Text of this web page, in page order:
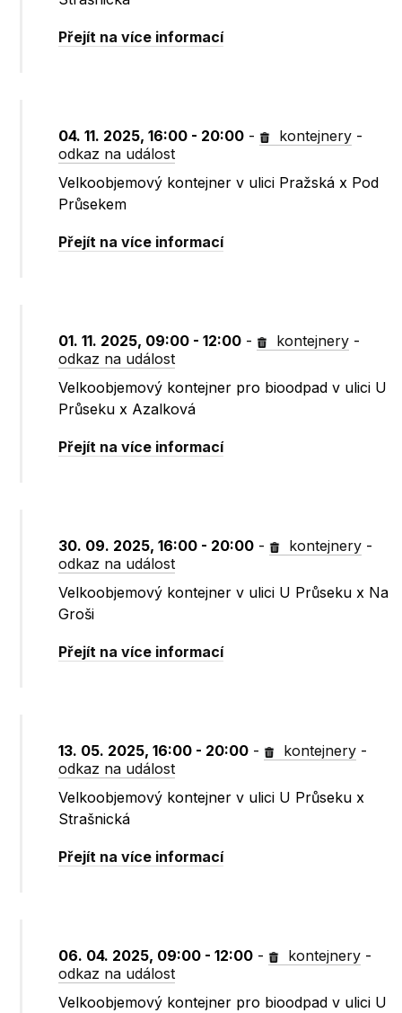
Přejít na více informací
04. 11. 2025, 16:00 - 20:00 - kontejnery -
odkaz na událost
Velkoobjemový kontejner v ulici Pražská x Pod
Průsekem
Přejít na více informací
01. 11. 2025, 09:00 - 12:00 - kontejnery -
odkaz na událost
Velkoobjemový kontejner pro bioodpad v ulici U
Průseku x Azalková
Přejít na více informací
30. 09. 2025, 16:00 - 20:00 - kontejnery -
odkaz na událost
Velkoobjemový kontejner v ulici U Průseku x Na
Groši
Přejít na více informací
13. 05. 2025, 16:00 - 20:00 - kontejnery -
odkaz na událost
Velkoobjemový kontejner v ulici U Průseku x
Strašnická
Přejít na více informací
06. 04. 2025, 09:00 - 12:00 - kontejnery -
odkaz na událost
Velkoobjemový kontejner pro bioodpad v ulici U